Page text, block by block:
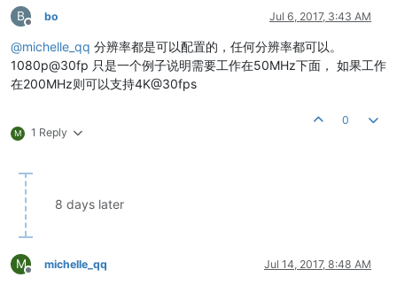
B
Offline
bo Jul 6, 2017, 3:43 AM
@michelle_qq 分辨率都是可以配置的，任何分辨率都可以。
1080p@30fp 只是一个例子说明需要工作在50MHz下面， 如果工作
在200MHz则可以支持4K@30fps
M 1 Reply
0
8 days later
M
Offline
michelle_qq Jul 14, 2017, 8:48 AM